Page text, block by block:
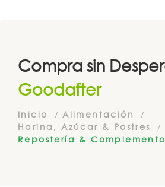
Compra sin
Goodafter
Inicio
Alimentación
Harina, Azúcar & Postres
Repostería &